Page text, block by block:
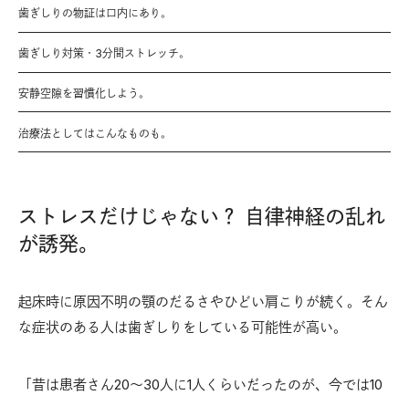
歯ぎしりの物証は口内にあり。
歯ぎしり対策・3分間ストレッチ。
安静空隙を習慣化しよう。
治療法としてはこんなものも。
ストレスだけじゃない？ 自律神経の乱れ
が誘発。
起床時に原因不明の顎のだるさやひどい肩こりが続く。そん
な症状のある人は歯ぎしりをしている可能性が高い。
「昔は患者さん20～30人に1人くらいだったのが、今では10